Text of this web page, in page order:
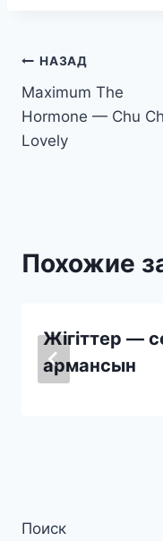
Навигация
по
записям
НАЗАД
Maximum The
Hormone — Chu
Lovely
Похожие
Жігіттер —
армансын
Поиск